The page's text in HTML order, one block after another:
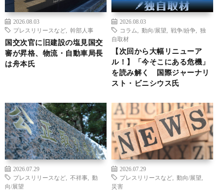
2026.08.03
プレスリリースなど
幹部人事
国交次官に旧建設の塩見国交
審が昇格、物流・自動車局長
は舟本氏
2026.08.03
コラム
動向/展望 戦争/紛争
独
自取材
【次回から大幅リニューア
ル！】「今そこにある危機」
を読み解く 国際ジャーナリ
スト・ビニシウス氏
2026.07.29
プレスリリースなど
不祥事
動
向/展望
2026.07.29
プレスリリースなど
動向/展望
災害